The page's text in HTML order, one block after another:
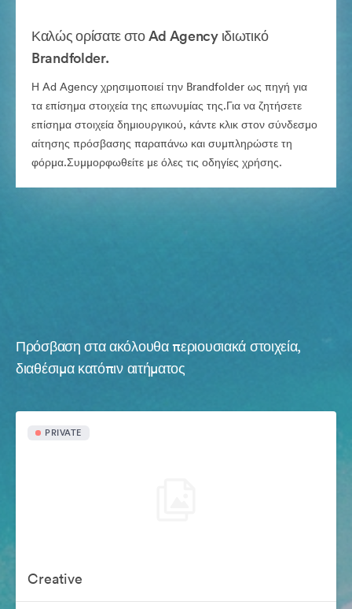
Καλώς ορίσατε στο Ad Agency ιδιωτικό
Brandfolder.
Η Ad Agency χρησιμοποιεί την Brandfolder ως πηγή για
τα επίσημα στοιχεία της επωνυμίας της.Για να ζητήσετε
επίσημα στοιχεία δημιουργικού, κάντε κλικ στον σύνδεσμο
αίτησης πρόσβασης παραπάνω και συμπληρώστε τη
φόρμα.Συμμορφωθείτε με όλες τις οδηγίες χρήσης.
Πρόσβαση στα ακόλουθα περιουσιακά στοιχεία,
διαθέσιμα κατόπιν αιτήματος
PRIVATE
Creative